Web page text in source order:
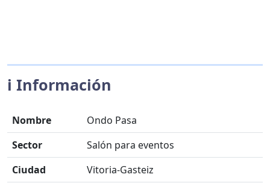
ℹ️ Información
Nombre
Ondo Pasa
Sector
Salón para eventos
Ciudad
Vitoria-Gasteiz